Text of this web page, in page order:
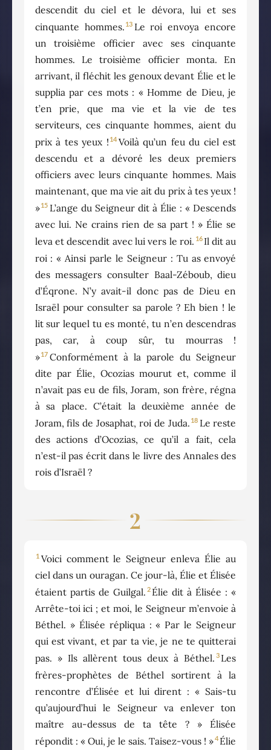
descendit du ciel et le dévora, lui et ses
cinquante hommes. 13 Le roi envoya encore
un troisième officier avec ses cinquante
hommes. Le troisième officier monta. En
arrivant, il fléchit les genoux devant Élie et le
supplia par ces mots : « Homme de Dieu, je
t’en prie, que ma vie et la vie de tes
serviteurs, ces cinquante hommes, aient du
prix à tes yeux ! 14Voilà qu’un feu du ciel est
descendu et a dévoré les deux premiers
officiers avec leurs cinquante hommes. Mais
maintenant, que ma vie ait du prix à tes yeux !
»15 L’ange du Seigneur dit à Élie : « Descends
avec lui. Ne crains rien de sa part ! » Élie se
leva et descendit avec lui vers le roi. 16 Il dit au
roi : « Ainsi parle le Seigneur : Tu as envoyé
des messagers consulter Baal-Zéboub, dieu
d’Éqrone. N’y avait-il donc pas de Dieu en
Israël pour consulter sa parole ? Eh bien ! le
lit sur lequel tu es monté, tu n’en descendras
pas, car, à coup sûr, tu mourras !
»17 Conformément à la parole du Seigneur
dite par Élie, Ocozias mourut et, comme il
n’avait pas eu de fils, Joram, son frère, régna
à sa place. C’était la deuxième année de
Joram, fils de Josaphat, roi de Juda. 18 Le reste
des actions d’Ocozias, ce qu’il a fait, cela
n’est-il pas écrit dans le livre des Annales des
rois d’Israël ?
2
1 Voici comment le Seigneur enleva Élie au
ciel dans un ouragan. Ce jour-là, Élie et Élisée
étaient partis de Guilgal. 2 Élie dit à Élisée : «
Arrête-toi ici ; et moi, le Seigneur m’envoie à
Béthel. » Élisée répliqua : « Par le Seigneur
qui est vivant, et par ta vie, je ne te quitterai
pas. » Ils allèrent tous deux à Béthel. 3 Les
frères-prophètes de Béthel sortirent à la
rencontre d’Élisée et lui dirent : « Sais-tu
qu’aujourd’hui le Seigneur va enlever ton
maître au-dessus de ta tête ? » Élisée
répondit : « Oui, je le sais. Taisez-vous ! »4 Élie